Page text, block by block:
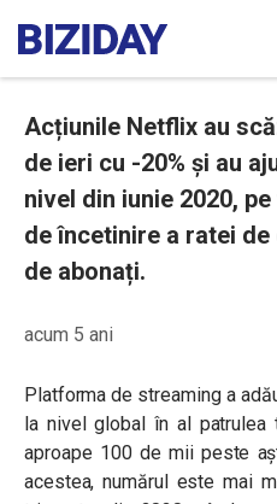
Acțiunile Netflix au
de ieri cu -20% și au
nivel din iunie 2020,
de încetinire a ratei
de abonați.
acum 5 ani
Platforma de streaming a
la nivel global în al patrulea
aproape 100 de mii peste
acestea, numărul este mai